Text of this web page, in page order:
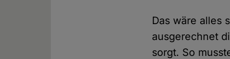
Das wäre alles
ausgerechnet
sorgt. So